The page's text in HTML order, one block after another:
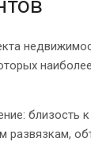
близость к
развязкам,